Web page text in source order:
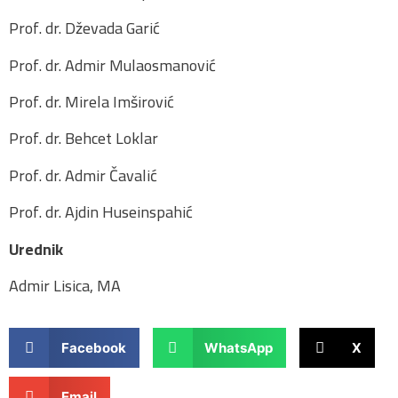
Prof. dr. Dževada Garić
Prof. dr. Admir Mulaosmanović
Prof. dr. Mirela Imširović
Prof. dr. Behcet Loklar
Prof. dr. Admir Čavalić
Prof. dr. Ajdin Huseinspahić
Urednik
Admir Lisica, MA
Facebook WhatsApp X